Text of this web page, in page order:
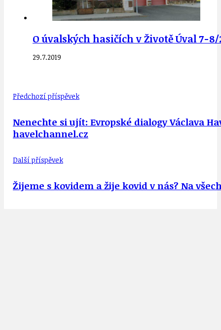
O úvalských hasičích v Životě Úval 7-8/
29.7.2019
Předchozí příspěvek
Nenechte si ujít: Evropské dialogy Václava
havelchannel.cz
Další příspěvek
Žijeme s kovidem a žije kovid v nás? Na